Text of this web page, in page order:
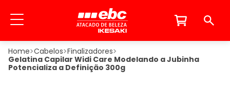
Cabelos Finalizadores
Gelatina Capilar Widi Care Modelando a Jubinha
Potencializa a Definição 300g